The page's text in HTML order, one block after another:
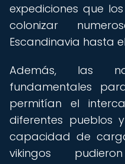
expediciones que
colonizar
Escandinavia hasta
Además, las
fundamentales
permitían el
diferentes pueblos
capacidad de
vikingos